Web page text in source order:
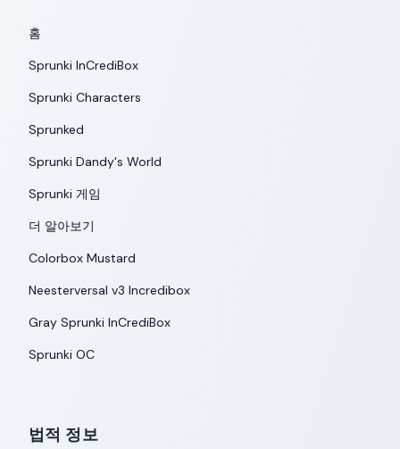
홈
Sprunki InCrediBox
Sprunki Characters
Sprunked
Sprunki Dandy's World
Sprunki 게임
더 알아보기
Colorbox Mustard
Neesterversal v3 Incredibox
Gray Sprunki InCrediBox
Sprunki OC
법적 정보